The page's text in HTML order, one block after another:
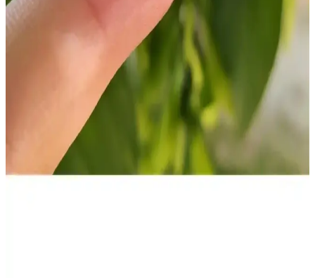
Sinbo El Blender SHB3179 300 W Çok Yönlü
Mutfak Aleti Modern Tasarım ve Güçlü Performans
Sinbo El Blender SHB3179, 300 W gücü, çok fonksiyonlu
aparatları ve şık tasarımıyla mutfakta pratik çözümler sunar.
Dayanıklı malzemeleri ve kullanıcı dostu özellikleriyle öne çıkar.
Dökümix Plus Organik Demir Döküm Izgara ve
Tost Makinesi Özellikleri ve Kullanım Avantajları
Dökümix Plus, yüksek kaliteli döküm plaka ve sağlığa zararsız
tasarımıyla mutfakta pratik ve sağlıklı pişirme sağlar. Uzun ömürlü
ve hijyenik kullanım avantajları sunar.